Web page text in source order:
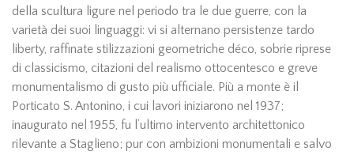
della scultura ligure nel periodo tra le due guerre, con la
varietà dei suoi linguaggi: vi si alternano persistenze tardo
liberty, raffinate stilizzazioni geometriche déco, sobrie riprese
di classicismo, citazioni del realismo ottocentesco e greve
monumentalismo di gusto più ufficiale. Più a monte è il
Porticato S. Antonino, i cui lavori iniziarono nel 1937;
inaugurato nel 1955, fu l’ultimo intervento architettonico
rilevante a Staglieno; pur con ambizioni monumentali e salvo